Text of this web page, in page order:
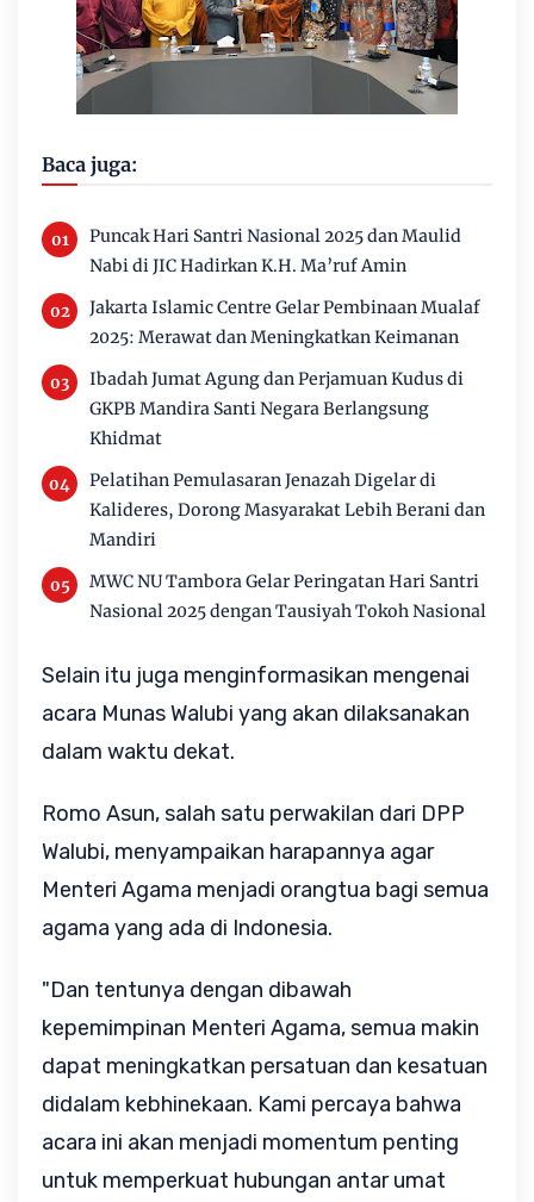
Baca juga:
Puncak Hari Santri Nasional 2025 dan Maulid
Nabi di JIC Hadirkan K.H. Ma’ruf Amin
Jakarta Islamic Centre Gelar Pembinaan Mualaf
2025: Merawat dan Meningkatkan Keimanan
Ibadah Jumat Agung dan Perjamuan Kudus di
GKPB Mandira Santi Negara Berlangsung
Khidmat
Pelatihan Pemulasaran Jenazah Digelar di
Kalideres, Dorong Masyarakat Lebih Berani dan
Mandiri
MWC NU Tambora Gelar Peringatan Hari Santri
Nasional 2025 dengan Tausiyah Tokoh Nasional
Selain itu juga menginformasikan mengenai
acara Munas Walubi yang akan dilaksanakan
dalam waktu dekat.
Romo Asun, salah satu perwakilan dari DPP
Walubi, menyampaikan harapannya agar
Menteri Agama menjadi orangtua bagi semua
agama yang ada di Indonesia.
"Dan tentunya dengan dibawah
kepemimpinan Menteri Agama, semua makin
dapat meningkatkan persatuan dan kesatuan
didalam kebhinekaan. Kami percaya bahwa
acara ini akan menjadi momentum penting
untuk memperkuat hubungan antar umat